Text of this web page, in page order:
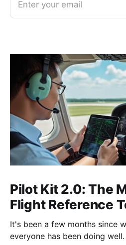
Enter your email
Pilot Kit 2.0: The
Flight Reference
It's been a few months since
everyone has been doing well. First of all, I want to